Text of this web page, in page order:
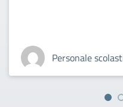
Personale